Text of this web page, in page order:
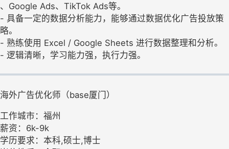
、Google Ads、TikTok Ads等。
- 具备一定的数据分析能力，能够通过数据优化广告投放策
略。
- 熟练使用 Excel / Google Sheets 进行数据整理和分析。
- 逻辑清晰，学习能力强，执行力强。
海外广告优化师（base厦门）
工作城市：福州
薪资：6k-9k
学历要求：本科,硕士,博士